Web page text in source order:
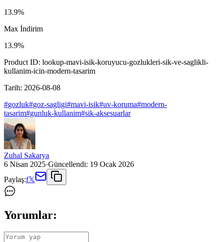
13.9%
Max İndirim
13.9%
Product ID: lookup-mavi-isik-koruyucu-gozlukleri-sik-ve-saglikli-
kullanim-icin-modern-tasarim
Tarih: 2026-08-08
#gozluk#goz-sagligi#mavi-isik#uv-koruma#modern-
tasarim#gunluk-kullanim#sik-aksesuarlar
Zuhal Sakarya
6 Nisan 2025·Güncellendi: 19 Ocak 2026
Paylaş:f𝕏
Yorumlar: